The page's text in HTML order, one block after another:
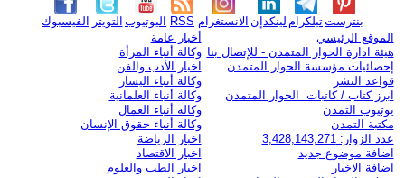
الفيسبوك التويتر اليوتيوب RSS الانستغرام لينكدإن تيلكرامبنترست
الموقع الرئيسي
هيئة ادارة الحوار المتمدن - للإتصال بنا
إحصائيات مؤسسة الحوار المتمدن
قواعد النشر
ابرز كتاب / كاتبات الحوار المتمدن
يوتيوب التمدن
مكتبة التمدن
عدد الزوار: 3,428,143,271
اضافة موضوع جديد
اضافة الاخبار
أخبار عامة
وكالة أنباء المرأة
اخبار الأدب والفن
وكالة أنباء اليسار
وكالة أنباء العلمانية
وكالة أنباء العمال
وكالة أنباء حقوق الإنسان
اخبار الرياضة
اخبار الاقتصاد
اخبار الطب والعلوم